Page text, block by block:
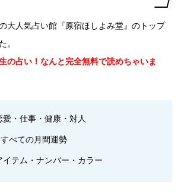
大人気占い館『原宿ほしよみ堂』のトップ
。
の占い！なんと完全無料で読めちゃいま
愛・仕事・健康・対人
べての月間運勢
イテム・ナンバー・カラー